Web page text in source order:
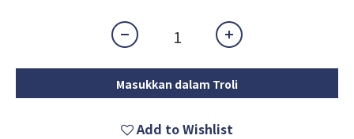
Masukkan dalam Troli
Add to Wishlist